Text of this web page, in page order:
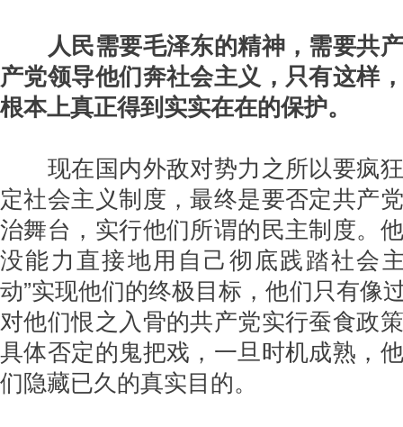
人民需要毛泽东的精神，需要共
产党领导他们奔社会主义，只有这样
根本上真正得到实实在在的保护。
现在国内外敌对势力之所以要疯
定社会主义制度，最终是要否定共产
治舞台，实行他们所谓的民主制度。
没能力直接地用自己彻底践踏社会
动”实现他们的终极目标，他们只有像
对他们恨之入骨的共产党实行蚕食政
具体否定的鬼把戏，一旦时机成熟，
们隐藏已久的真实目的。